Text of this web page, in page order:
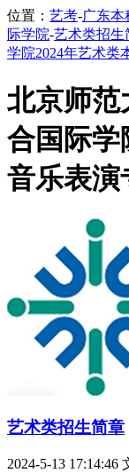
位置： 艺考-广东本
际学院-艺术类招生
学院2024年艺术类
北京师范
合国际学
音乐表演
艺术类招生简章
2024-5-13 17:14:46